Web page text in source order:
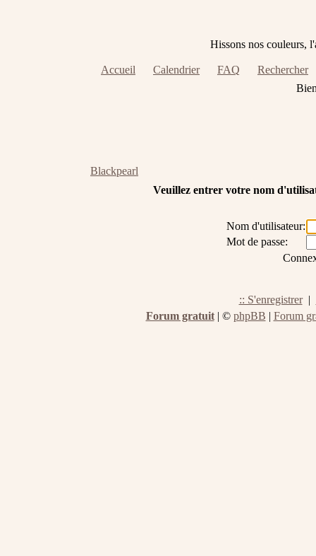
Hissons nos couleurs,
Accueil Calendrier FAQ
Rechercher
Blackpearl
Veuillez entrer votre nom
Nom d'utilisateur:
Mot de passe:
:: S'enregistrer|
Forum gratuit| © phpBB | Forum